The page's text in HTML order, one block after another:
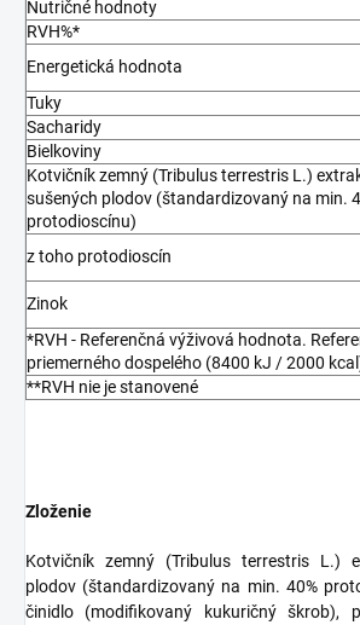
Nutričné hodnoty
RVH%*
Energetická hodnota
Tuky
Sacharidy
Bielkoviny
Kotvičník zemný (Tribulus terrestris L.)
sušených plodov (štandardizovaný na min.
protodioscínu)
z toho protodioscín
Zinok
*RVH - Referenčná výživová hodnota.
priemerného dospelého (8400 kJ / 2000
**RVH nie je stanovené
Zloženie
Kotvičník zemný (Tribulus terrestris L.)
plodov (štandardizovaný na min. 40%
činidlo (modifikovaný kukuričný škrob),